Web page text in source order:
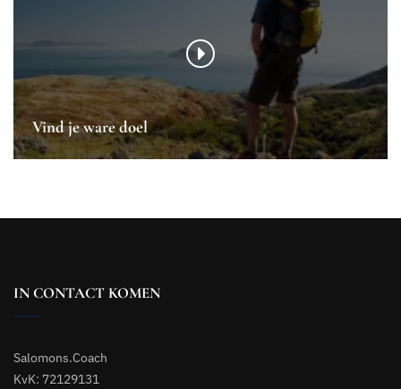
Vind je ware doel
IN CONTACT KOMEN
Salomons.Coach
KvK: 72129131